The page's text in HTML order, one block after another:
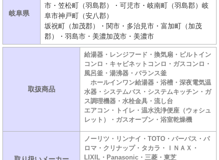
岐阜県
市・笠松町（羽島郡）・可児市・岐南町（羽島郡）岐
阜市神戸町（安八郡）
坂祝町（加茂郡）・関市・多治見市・富加町（加茂
郡）・羽島市・美濃加茂市・美濃市
取扱商品
給湯器・レンジフード・換気扇・ビルトイン
コンロ・キャビネットコンロ・ガスコンロ・
風呂釜・湯沸器・バランス釜
ホールインワン給湯器・浴槽・深夜電気温
水器・システムバス・システムキッチン・ガ
ス調理機器・水栓金具・流し台
エアコン・トイレ・温水洗浄便座（ウォシュ
レット）・ガスオーブン・浴室乾燥機
ノーリツ・リンナイ・TOTO・パーパス・パ
ロマ・クリナップ・タカラ・ＩＮＡＸ・
LIXIL・Panasonic・三菱・東芝